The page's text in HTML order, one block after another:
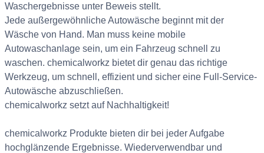
Waschergebnisse unter Beweis stellt.
Jede außergewöhnliche Autowäsche beginnt mit der
Wäsche von Hand. Man muss keine mobile
Autowaschanlage sein, um ein Fahrzeug schnell zu
waschen. chemicalworkz bietet dir genau das richtige
Werkzeug, um schnell, effizient und sicher eine Full-Service-
Autowäsche abzuschließen.
chemicalworkz setzt auf Nachhaltigkeit!
chemicalworkz Produkte bieten dir bei jeder Aufgabe
hochglänzende Ergebnisse. Wiederverwendbar und